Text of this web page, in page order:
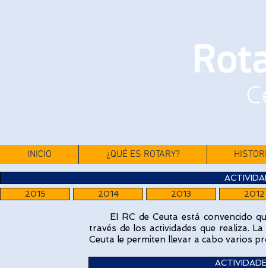
INICIO ¿QUÉ ES ROTARY?
2015
2014 2013 2012
El RC de Ceuta está convencido
través de los actividades que realiza.
Ceuta le permiten llevar a cabo varios